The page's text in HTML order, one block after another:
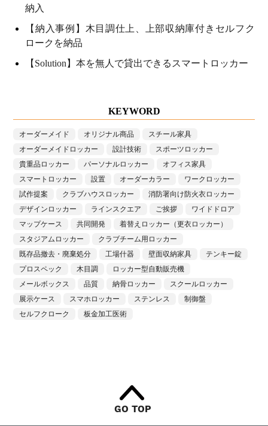
納入
【納入事例】木目調仕上、上部収納庫付きセルフク
ロークを納品
【Solution】本を無人で貸出できるスマートロッカー
KEYWORD
オーダーメイド オリジナル商品
スチール家具
オーダーメイドロッカー
設計技術
スポーツロッカー
貴重品ロッカー
パーソナルロッカー
オフィス家具
スマートロッカー
設置 オーダーカラー
ワークロッカー
試作提案
クラブハウスロッカー
消防署向け防火衣ロッカー
デザインロッカー
ラインスクエア ご挨拶
ワイドドロア
マップケース
共同開発
着替えロッカー（更衣ロッカー）
スタジアムロッカー
クラブチーム用ロッカー
既存品撤去・廃棄処分
工場什器 壁面収納家具
テンキー錠
プロスペック
木目調
ロッカー型自動販売機
メールボックス
品質 納骨ロッカー
スクールロッカー
展示ケース
スマホロッカー ステンレス
制御盤
セルフクローク
板金加工医術
GO TOP